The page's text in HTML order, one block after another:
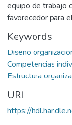
equipo de trabajo
favorecedor para
Keywords
Diseño
Competencias
Estructura
URI
https://